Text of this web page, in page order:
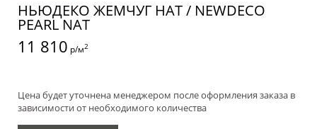
НЬЮДЕКО ЖЕМЧУГ НАТ / NEWDECO
PEARL NAT
11 810 р/м2
Цена будет уточнена менеджером после оформления заказа в
зависимости от необходимого количества